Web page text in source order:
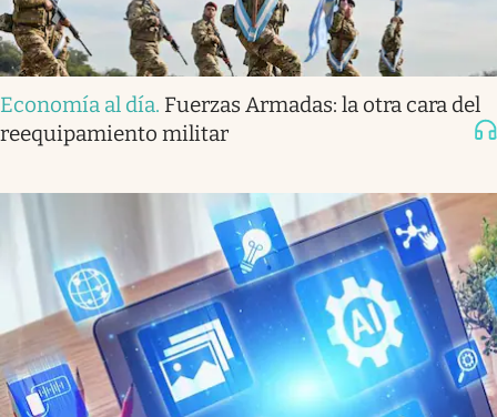
Economía al día. Fuerzas Armadas: la otra cara del
reequipamiento militar